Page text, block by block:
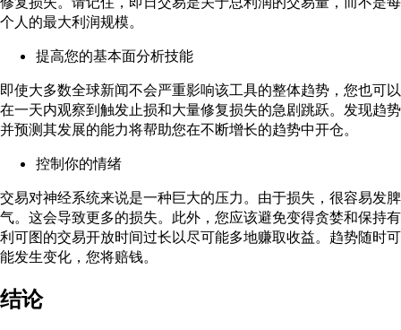
个人的最大利润规模。
提高您的基本面分析技能
即使大多数全球新闻不会严重影响该工具的整体趋势，您也可以
在一天内观察到触发止损和大量修复损失的急剧跳跃。发现趋势
并预测其发展的能力将帮助您在不断增长的趋势中开仓。
控制你的情绪
交易对神经系统来说是一种巨大的压力。由于损失，很容易发脾
气。这会导致更多的损失。此外，您应该避免变得贪婪和保持有
利可图的交易开放时间过长以尽可能多地赚取收益。趋势随时可
能发生变化，您将赔钱。
结论